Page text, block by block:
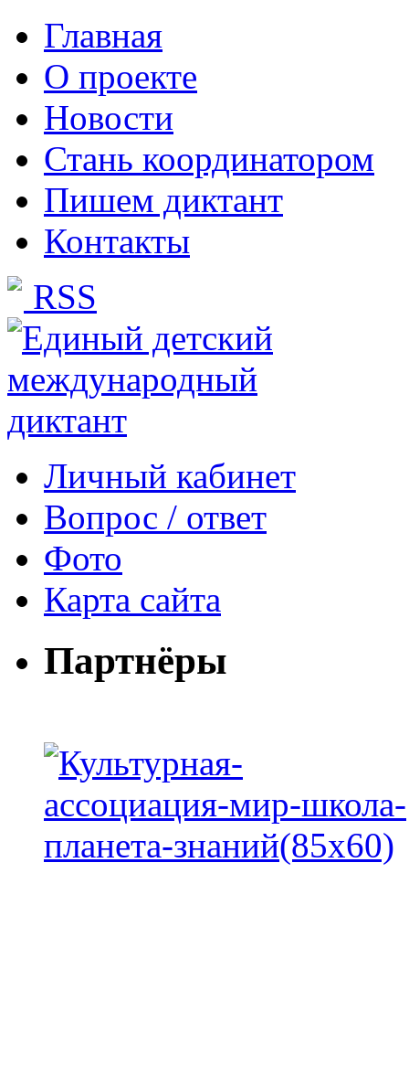
Главная
О проекте
Новости
Стань координатором
Пишем диктант
Контакты
RSS
Личный кабинет
Вопрос / ответ
Фото
Карта сайта
Партнёры